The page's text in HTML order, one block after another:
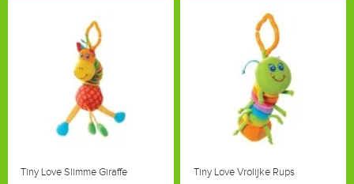
Tiny Love Slimme Giraffe Tiny Love Vrolijke Rups